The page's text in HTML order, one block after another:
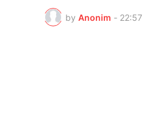
by Anonim - 22:57